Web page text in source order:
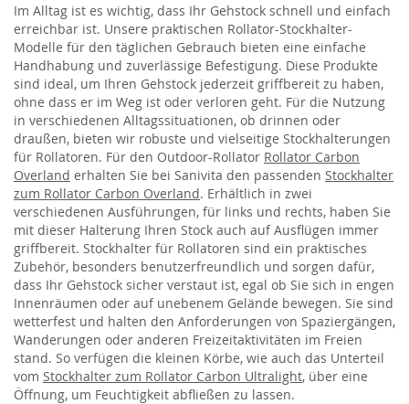
Im Alltag ist es wichtig, dass Ihr Gehstock schnell und einfach
erreichbar ist. Unsere praktischen Rollator-Stockhalter-
Modelle für den täglichen Gebrauch bieten eine einfache
Handhabung und zuverlässige Befestigung. Diese Produkte
sind ideal, um Ihren Gehstock jederzeit griffbereit zu haben,
ohne dass er im Weg ist oder verloren geht. Für die Nutzung
in verschiedenen Alltagssituationen, ob drinnen oder
draußen, bieten wir robuste und vielseitige Stockhalterungen
für Rollatoren. Für den Outdoor-Rollator Rollator Carbon
Overland erhalten Sie bei Sanivita den passenden Stockhalter
zum Rollator Carbon Overland. Erhältlich in zwei
verschiedenen Ausführungen, für links und rechts, haben Sie
mit dieser Halterung Ihren Stock auch auf Ausflügen immer
griffbereit. Stockhalter für Rollatoren sind ein praktisches
Zubehör, besonders benutzerfreundlich und sorgen dafür,
dass Ihr Gehstock sicher verstaut ist, egal ob Sie sich in engen
Innenräumen oder auf unebenem Gelände bewegen. Sie sind
wetterfest und halten den Anforderungen von Spaziergängen,
Wanderungen oder anderen Freizeitaktivitäten im Freien
stand. So verfügen die kleinen Körbe, wie auch das Unterteil
vom Stockhalter zum Rollator Carbon Ultralight, über eine
Öffnung, um Feuchtigkeit abfließen zu lassen.